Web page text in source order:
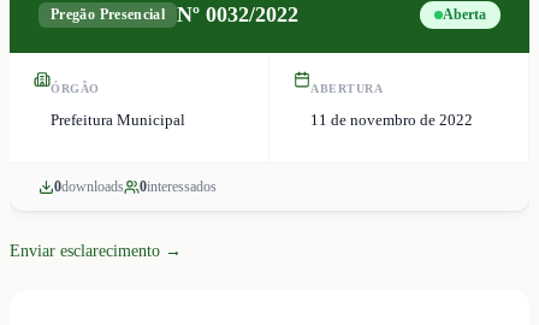
Pregão Presencial Nº0032/2022 Aberta
ÓRGÃO
Prefeitura Municipal
ABERTURA
11 de novembro de 2022
0downloads 0interessados
Enviar esclarecimento →